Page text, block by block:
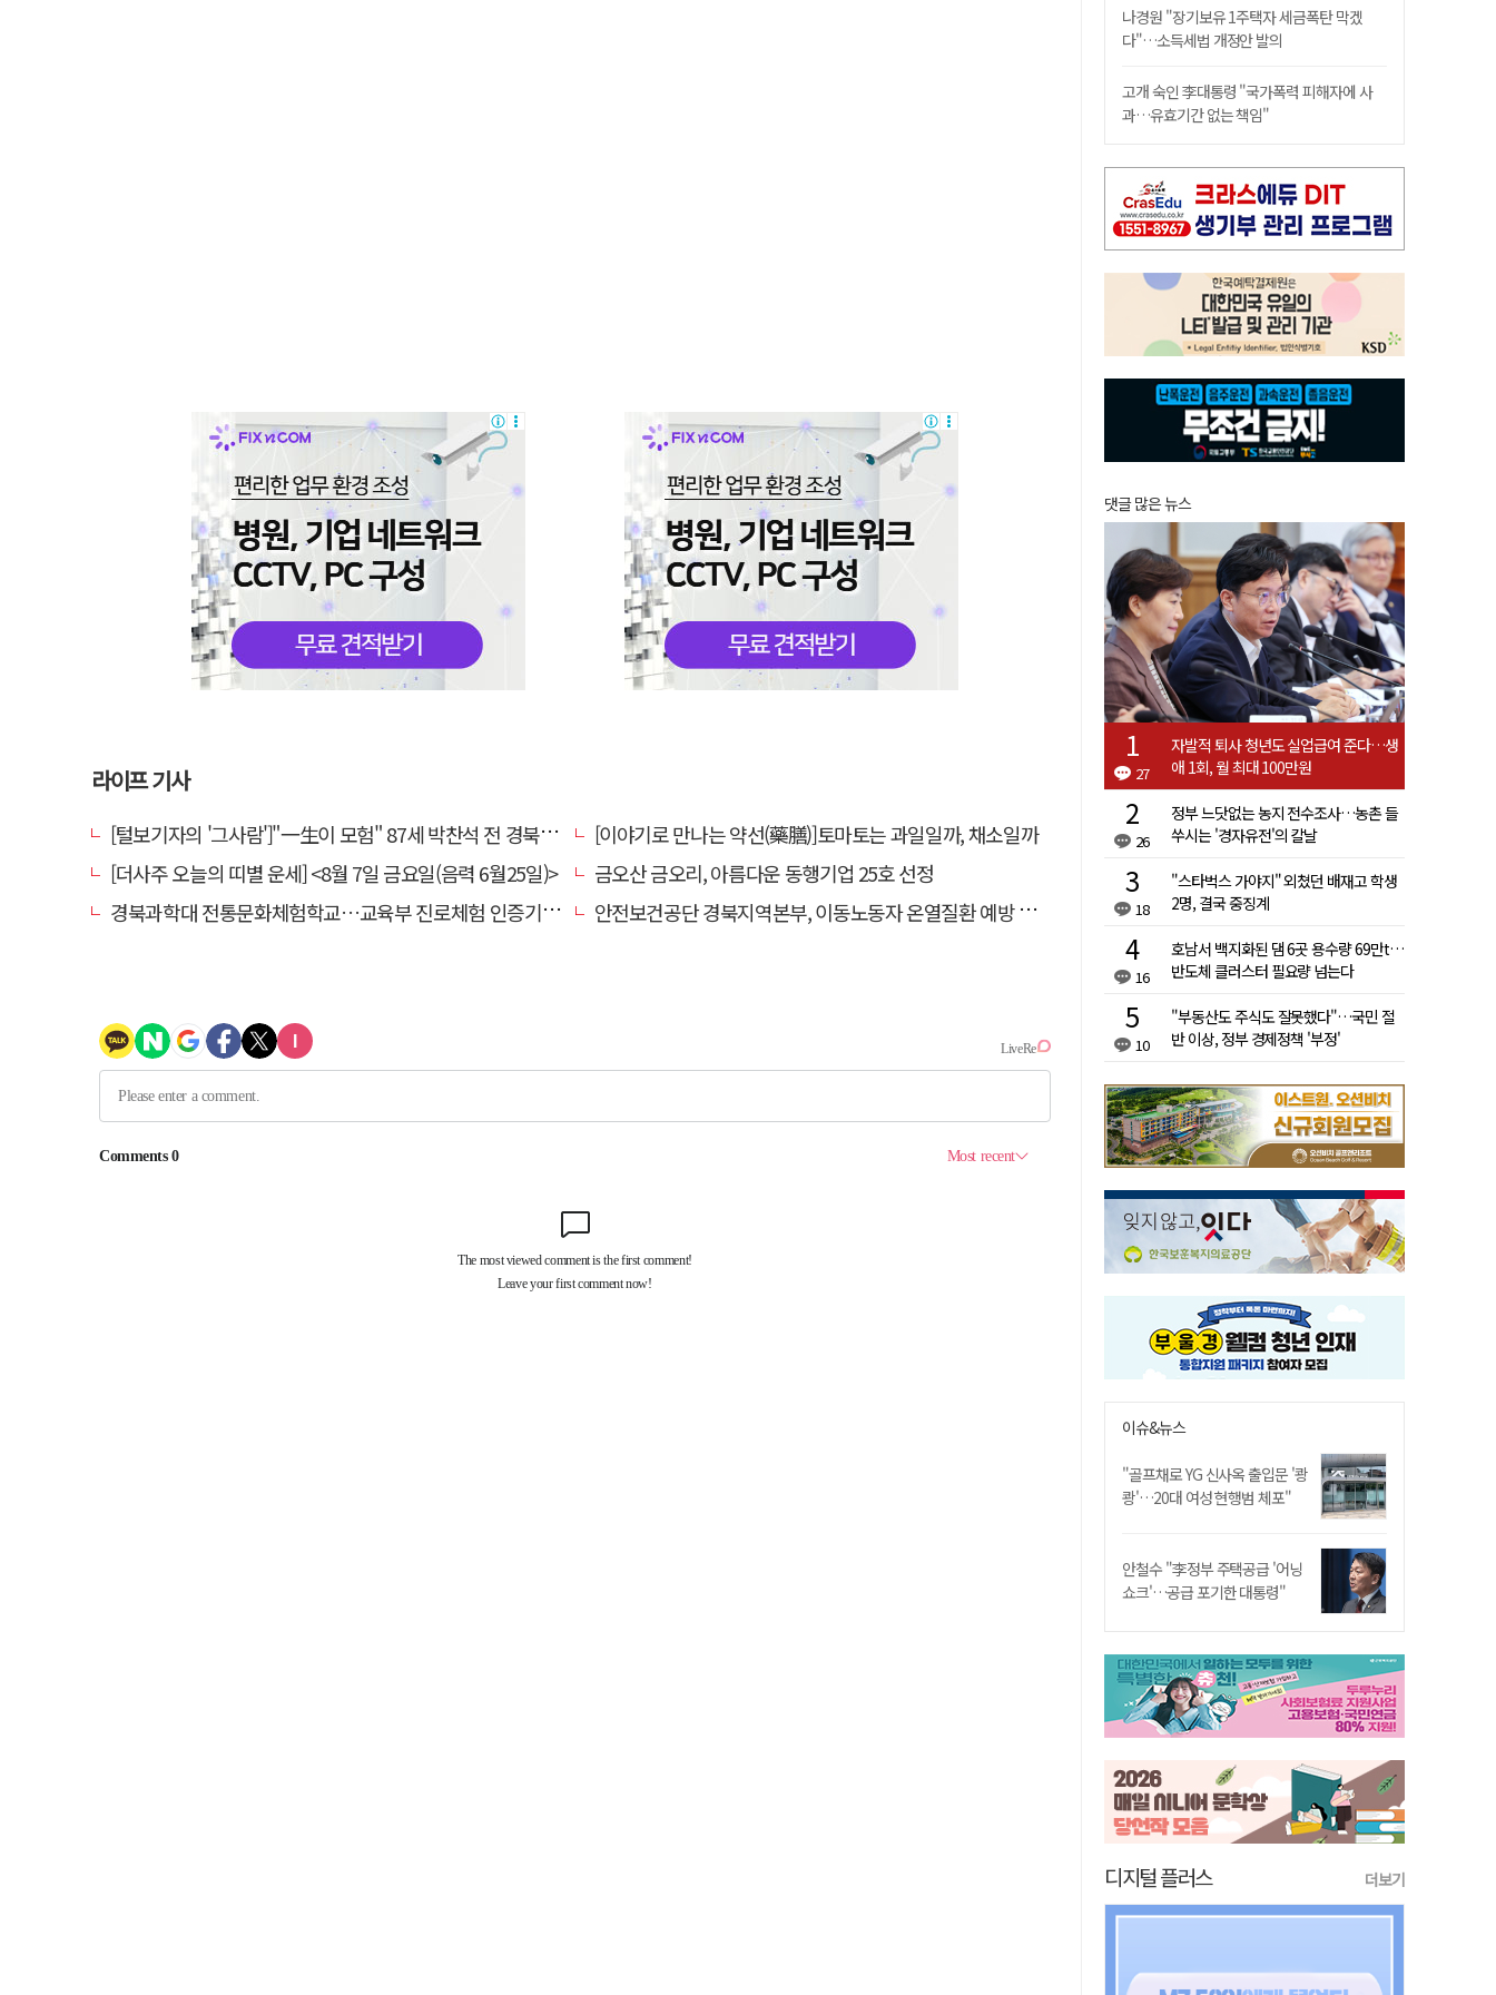
라이프 기사
[털보기자의 '그사람']"一生이 모험" 87세 박찬석 전 경북대 총장
[이야기로 만나는 약선(藥膳)]토마토는 과일일까, 채소일까
[더사주 오늘의 띠별 운세] <8월 7일 금요일(음력 6월25일)>
금오산 금오리, 아름다운 동행기업 25호 선정
경북과학대 전통문화체험학교…교육부 진로체험 인증기관 선정
안전보건공단 경북지역본부, 이동노동자 온열질환 예방 캠페인
나경원 "장기보유 1주택자 세금폭탄 막겠
다"…소득세법 개정안 발의
고개 숙인 李대통령 "국가폭력 피해자에 사
과…유효기간 없는 책임"
댓글 많은 뉴스
27
자발적 퇴사 청년도 실업급여 준다…생
애 1회, 월 최대 100만원
26
정부 느닷없는 농지 전수조사…농촌 들
쑤시는 '경자유전'의 칼날
18
"스타벅스 가야지" 외쳤던 배재고 학생
2명, 결국 중징계
16
호남서 백지화된 댐 6곳 용수량 69만t…
반도체 클러스터 필요량 넘는다
10
"부동산도 주식도 잘못했다"…국민 절
반 이상, 정부 경제정책 '부정'
이슈&뉴스
"골프채로 YG 신사옥 출입문 '쾅
쾅'…20대 여성 현행범 체포"
안철수 "李정부 주택공급 '어닝
쇼크'…공급 포기한 대통령"
디지털 플러스 더보기